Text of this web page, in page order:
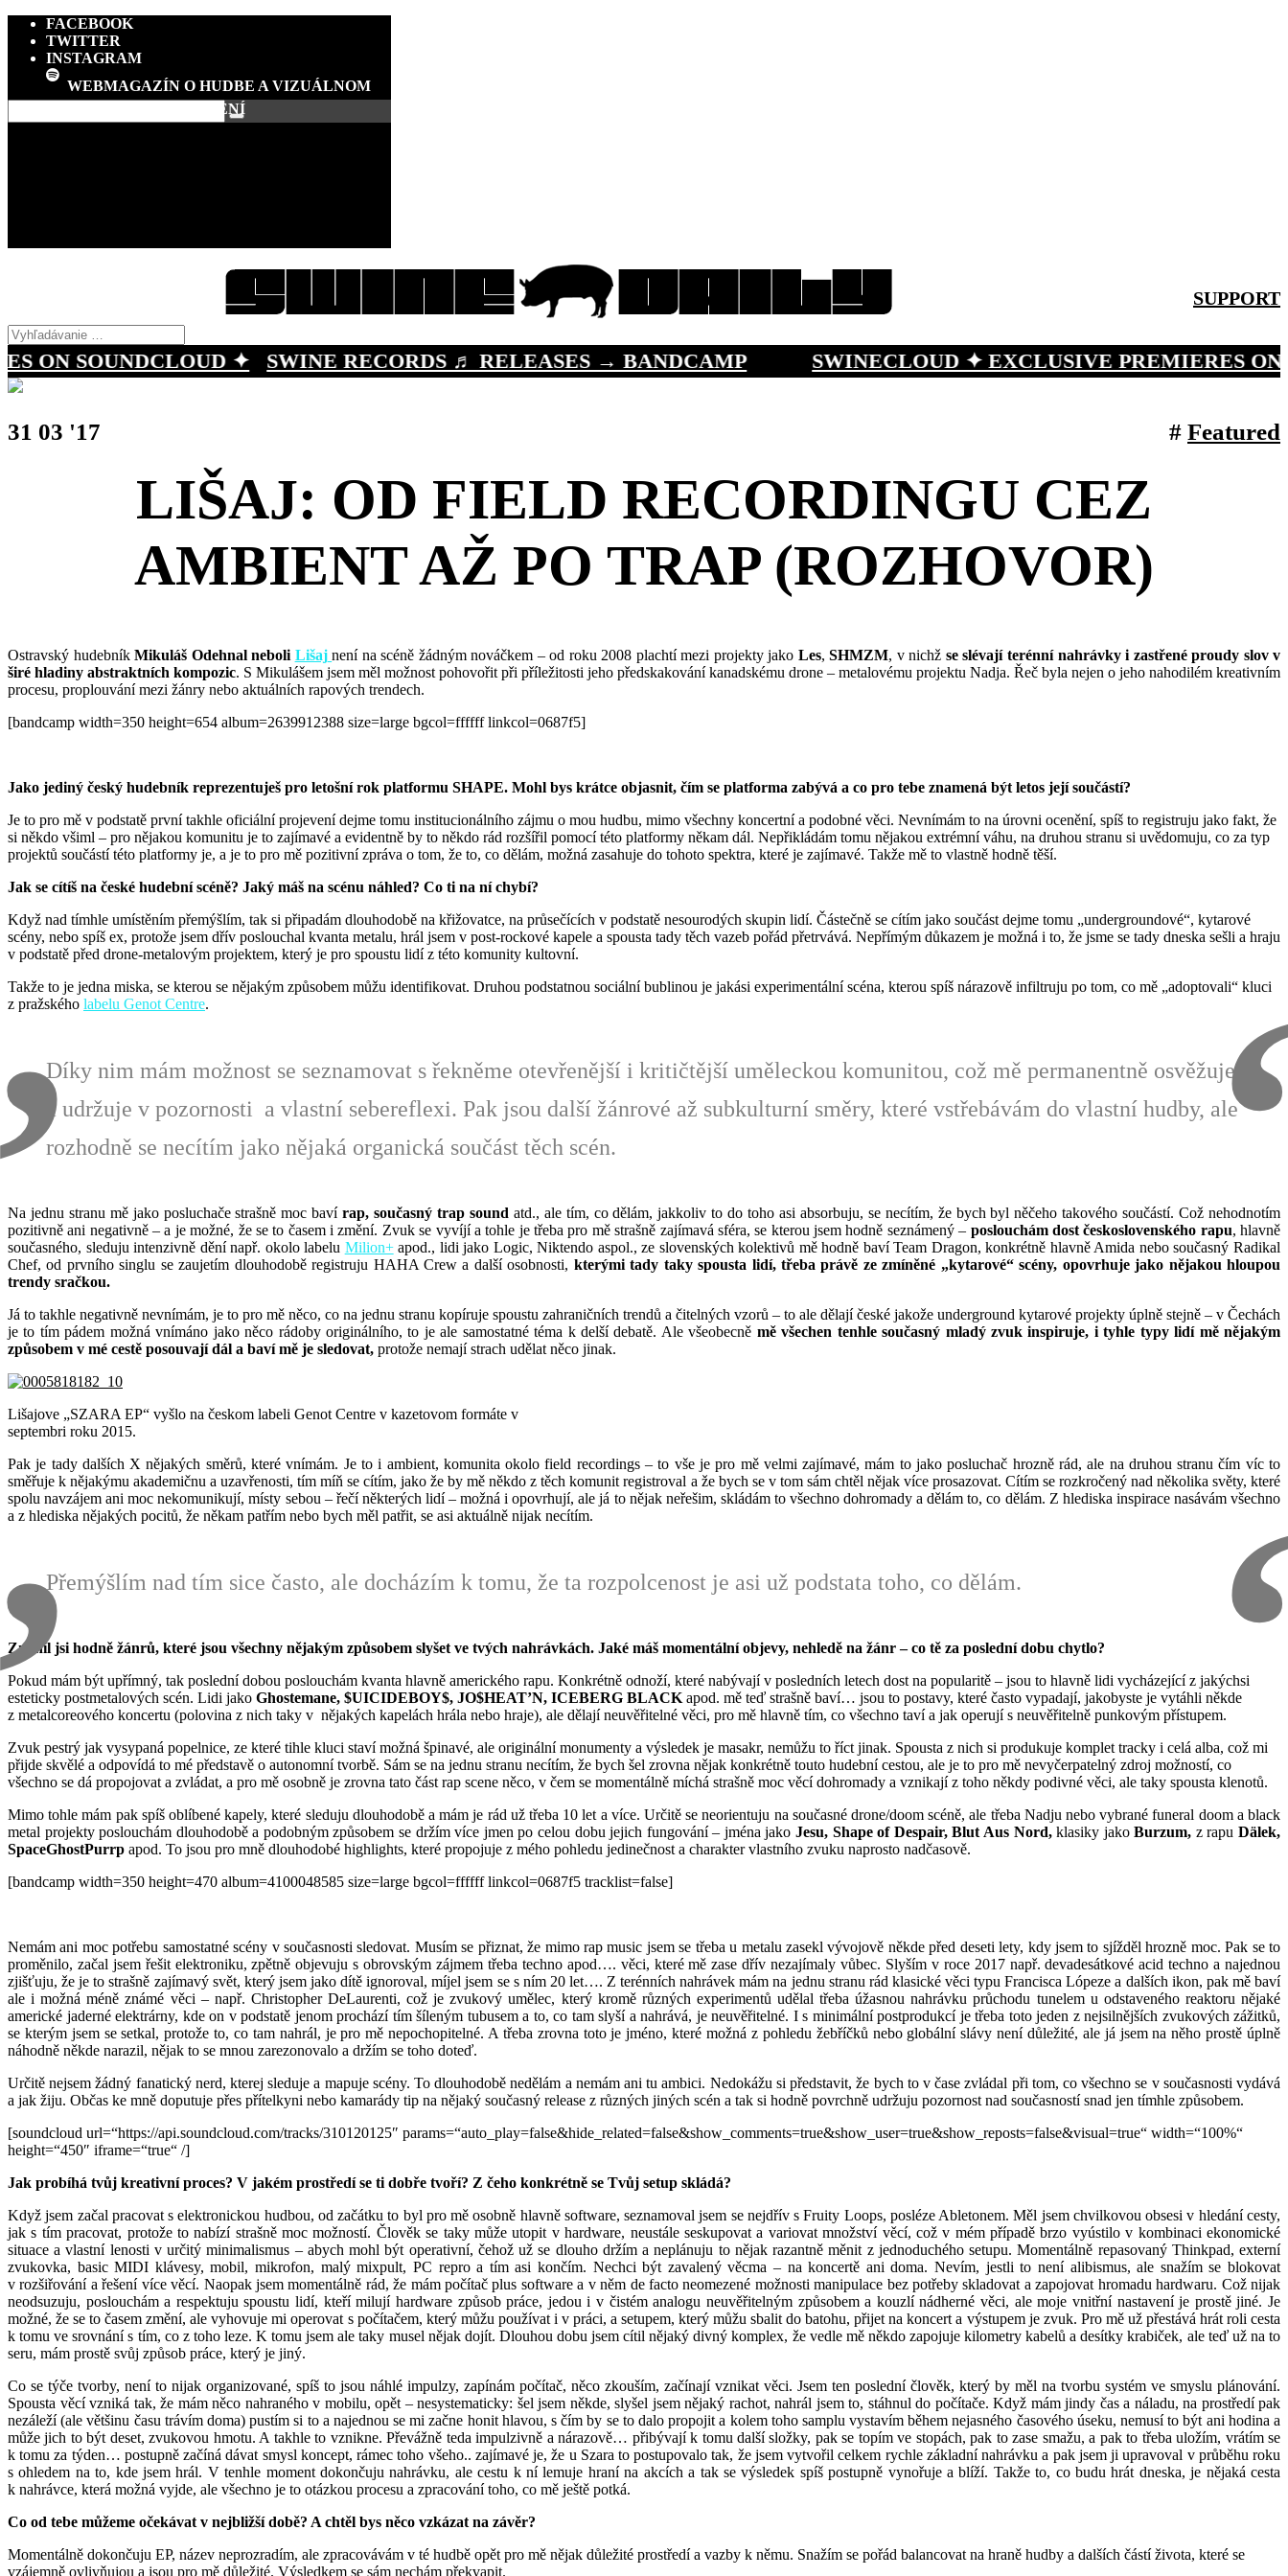
FACEBOOK
TWITTER
INSTAGRAM
SUPPORT
SOUNDCLOUD ✦ SWINE RECORDS ♬ RELEASES → BANDCAMP SWINECLOUD ✦ EXCLUSIVE PREMIERES ON
31 03 '17 Featured
LIŠAJ: OD FIELD RECORDINGU CEZ
AMBIENT AŽ PO TRAP (ROZHOVOR)
Ostravský hudebníkMikuláš Odehnal neboli Lišaj není na scéně žádným nováčkem – od roku 2008 plachtí mezi projekty jako Les,SHMZM, v nichž se slévají terénní nahrávky i zastřené proudy slov v
širé hladiny abstraktních kompozic. S Mikulášem jsem měl možnost pohovořit při příležitosti jeho předskakování kanadskému drone – metalovému projektu Nadja. Řeč byla nejen o jeho nahodilém kreativním
procesu, proplouvání mezi žánry nebo aktuálních rapových trendech.
[bandcamp width=350 height=654 album=2639912388 size=large bgcol=ffffff linkcol=0687f5]
Jako jediný český hudebník reprezentuješ pro letošní rok platformu SHAPE. Mohl bys krátce objasnit, čím se platforma zabývá a co pro tebe znamená být letos její součástí?
Je to pro mě v podstatě první takhle oficiální projevení dejme tomu institucionálního zájmu o mou hudbu, mimo všechny koncertní a podobné věci. Nevnímám to na úrovni ocenění, spíš to registruju jako fakt, že
si někdo všiml – pro nějakou komunitu je to zajímavé a evidentně by to někdo rád rozšířil pomocí této platformy někam dál. Nepřikládám tomu nějakou extrémní váhu, na druhou stranu si uvědomuju, co za typ
projektů součástí této platformy je, a je to pro mě pozitivní zpráva o tom, že to, co dělám, možná zasahuje do tohoto spektra, které je zajímavé. Takže mě to vlastně hodně těší.
Jak se cítíš na české hudební scéně? Jaký máš na scénu náhled? Co ti na ní chybí?
Když nad tímhle umístěním přemýšlím, tak si připadám dlouhodobě na křižovatce, na průsečících v podstatě nesourodých skupin lidí. Částečně se cítím jako součást dejme tomu „undergroundové“, kytarové
scény, nebo spíš ex, protože jsem dřív poslouchal kvanta metalu, hrál jsem v post-rockové kapele a spousta tady těch vazeb pořád přetrvává. Nepřímým důkazem je možná i to, že jsme se tady dneska sešli a hraju
v podstatě před drone-metalovým projektem, který je pro spoustu lidí z této komunity kultovní.
Takže to je jedna miska, se kterou se nějakým způsobem můžu identifikovat. Druhou podstatnou sociální bublinou je jakási experimentální scéna, kterou spíš nárazově infiltruju po tom, co mě „adoptovali“ kluci
z pražského labelu Genot Centre.
Díky nim mám možnost se seznamovat s řekněme otevřenější i kritičtější uměleckou komunitou, což mě permanentně osvěžuje
a udržuje v pozornosti a vlastní sebereflexi. Pak jsou další žánrové až subkulturní směry, které vstřebávám do vlastní hudby, ale
rozhodně se necítím jako nějaká organická součást těch scén.
Na jednu stranu mě jako posluchače strašně moc bavírap, současný trap sound atd., ale tím, co dělám, jakkoliv to do toho asi absorbuju, se necítím, že bych byl něčeho takového součástí. Což nehodnotím
pozitivně ani negativně – a je možné, že se to časem i změní. Zvuk se vyvíjí a tohle je třeba pro mě strašně zajímavá sféra, se kterou jsem hodně seznámený – poslouchám dost československého rapu, hlavně
současného, sleduju intenzivně dění např. okolo labelu Milion+apod., lidi jako Logic, Niktendo aspol., ze slovenských kolektivů mě hodně baví Team Dragon, konkrétně hlavně Amida nebo současný Radikal
Chef, od prvního singlu se zaujetím dlouhodobě registruju HAHA Crew a další osobnosti, kterými tady taky spousta lidí, třeba právě ze zmíněné „kytarové“ scény, opovrhuje jako nějakou hloupou
trendy sračkou.
Já to takhle negativně nevnímám, je to pro mě něco, co na jednu stranu kopíruje spoustu zahraničních trendů a čitelných vzorů – to ale dělají české jakože underground kytarové projekty úplně stejně – v Čechách
je to tím pádem možná vnímáno jako něco rádoby originálního, to je ale samostatné téma k delší debatě. Ale všeobecně mě všechen tenhle současný mladý zvuk inspiruje, i tyhle typy lidí mě nějakým
způsobem v mé cestě posouvají dál a baví mě je sledovat, protože nemají strach udělat něco jinak.
Lišajove „SZARA EP“ vyšlo na českom labeli Genot Centre v kazetovom formáte v
septembri roku 2015.
Pak je tady dalších X nějakých směrů, které vnímám. Je to i ambient, komunita okolo field recordings – to vše je pro mě velmi zajímavé, mám to jako posluchač hrozně rád, ale na druhou stranu čím víc to
směřuje k nějakýmu akademičnu a uzavřenosti, tím míň se cítím, jako že by mě někdo z těch komunit registroval a že bych se v tom sám chtěl nějak více prosazovat. Cítím se rozkročený nad několika světy, které
spolu navzájem ani moc nekomunikují, místy sebou – řečí některých lidí – možná i opovrhují, ale já to nějak neřešim, skládám to všechno dohromady a dělám to, co dělám. Z hlediska inspirace nasávám všechno
a z hlediska nějakých pocitů, že někam patřím nebo bych měl patřit, se asi aktuálně nijak necítím.
Přemýšlím nad tím sice často, ale docházím k tomu, že ta rozpolcenost je asi už podstata toho, co dělám.
Zmínil jsi hodně žánrů, které jsou všechny nějakým způsobem slyšet ve tvých nahrávkách. Jaké máš momentální objevy, nehledě na žánr – co tě za poslední dobu chytlo?
Pokud mám být upřímný, tak poslední dobou poslouchám kvanta hlavně amerického rapu. Konkrétně odnoží, které nabývají v posledních letech dost na popularitě – jsou to hlavně lidi vycházející z jakýchsi
esteticky postmetalových scén. Lidi jako Ghostemane, $UICIDEBOY$, JO$HEAT’N, ICEBERG BLACK apod. mě teď strašně baví… jsou to postavy, které často vypadají, jakobyste je vytáhli někde
z metalcoreového koncertu (polovina z nich taky v nějakých kapelách hrála nebo hraje), ale dělají neuvěřitelné věci, pro mě hlavně tím, co všechno taví a jak operují s neuvěřitelně punkovým přístupem.
Zvuk pestrý jak vysypaná popelnice, ze které tihle kluci staví možná špinavé, ale originální monumenty a výsledek je masakr, nemůžu to říct jinak. Spousta z nich si produkuje komplet tracky i celá alba, což mi
přijde skvělé a odpovídá to mé představě o autonomní tvorbě. Sám se na jednu stranu necítím, že bych šel zrovna nějak konkrétně touto hudební cestou, ale je to pro mě nevyčerpatelný zdroj možností, co
všechno se dá propojovat a zvládat, a pro mě osobně je zrovna tato část rap scene něco, v čem se momentálně míchá strašně moc věcí dohromady a vznikají z toho někdy podivné věci, ale taky spousta klenotů.
Mimo tohle mám pak spíš oblíbené kapely, které sleduju dlouhodobě a mám je rád už třeba 10 let a více. Určitě se neorientuju na současné drone/doom scéně, ale třeba Nadju nebo vybrané funeral doom a black
metal projekty poslouchám dlouhodobě a podobným způsobem se držím více jmen po celou dobu jejich fungování – jména jako Jesu, Shape of Despair, Blut Aus Nord,klasiky jakoBurzum, z rapu Dälek,
SpaceGhostPurrp apod. To jsou pro mně dlouhodobé highlights, které propojuje z mého pohledu jedinečnost a charakter vlastního zvuku naprosto nadčasově.
[bandcamp width=350 height=470 album=4100048585 size=large bgcol=ffffff linkcol=0687f5 tracklist=false]
Nemám ani moc potřebu samostatné scény v současnosti sledovat. Musím se přiznat, že mimo rap music jsem se třeba u metalu zasekl vývojově někde před deseti lety, kdy jsem to sjížděl hrozně moc. Pak se to
proměnilo, začal jsem řešit elektroniku, zpětně objevuju s obrovským zájmem třeba techno apod…. věci, které mě zase dřív nezajímaly vůbec. Slyším v roce 2017 např. devadesátkové acid techno a najednou
zjišťuju, že je to strašně zajímavý svět, který jsem jako dítě ignoroval, míjel jsem se s ním 20 let…. Z terénních nahrávek mám na jednu stranu rád klasické věci typu Francisca Lópeze a dalších ikon, pak mě baví
ale i možná méně známé věci – např. Christopher DeLaurenti, což je zvukový umělec, který kromě různých experimentů udělal třeba úžasnou nahrávku průchodu tunelem u odstaveného reaktoru nějaké
americké jaderné elektrárny, kde on v podstatě jenom prochází tím šíleným tubusem a to, co tam slyší a nahrává, je neuvěřitelné. I s minimální postprodukcí je třeba toto jeden z nejsilnějších zvukových zážitků,
se kterým jsem se setkal, protože to, co tam nahrál, je pro mě nepochopitelné. A třeba zrovna toto je jméno, které možná z pohledu žebříčků nebo globální slávy není důležité, ale já jsem na něho prostě úplně
náhodně někde narazil, nějak to se mnou zarezonovalo a držím se toho doteď.
Určitě nejsem žádný fanatický nerd, kterej sleduje a mapuje scény. To dlouhodobě nedělám a nemám ani tu ambici. Nedokážu si představit, že bych to v čase zvládal při tom, co všechno se v současnosti vydává
a jak žiju. Občas ke mně doputuje přes přítelkyni nebo kamarády tip na nějaký současný release z různých jiných scén a tak si hodně povrchně udržuju pozornost nad současností snad jen tímhle způsobem.
[soundcloud url=“https://api.soundcloud.com/tracks/310120125″ params=“auto_play=false&hide_related=false&show_comments=true&show_user=true&show_reposts=false&visual=true“ width=“100%“
height=“450″ iframe=“true“ /]
Jak probíhá tvůj kreativní proces? V jakém prostředí se ti dobře tvoří? Z čeho konkrétně se Tvůj setup skládá?
Když jsem začal pracovat s elektronickou hudbou, od začátku to byl pro mě osobně hlavně software, seznamoval jsem se nejdřív s Fruity Loops, posléze Abletonem. Měl jsem chvilkovou obsesi v hledání cesty,
jak s tím pracovat, protože to nabízí strašně moc možností. Člověk se taky může utopit v hardware, neustále seskupovat a variovat množství věcí, což v mém případě brzo vyústilo v kombinaci ekonomické
situace a vlastní lenosti v určitý minimalismus – abych mohl být operativní, čehož už se dlouho držím a neplánuju to nějak razantně měnit z jednoduchého setupu. Momentálně repasovaný Thinkpad, externí
zvukovka, basic MIDI klávesy, mobil, mikrofon, malý mixpult, PC repro a tím asi končím. Nechci být zavalený věcma – na koncertě ani doma. Nevím, jestli to není alibismus, ale snažím se blokovat
v rozšiřování a řešení více věcí. Naopak jsem momentálně rád, že mám počítač plus software a v něm de facto neomezené možnosti manipulace bez potřeby skladovat a zapojovat hromadu hardwaru. Což nijak
neodsuzuju, poslouchám a respektuju spoustu lidí, kteří milují hardware způsob práce, jedou i v čistém analogu neuvěřitelným způsobem a kouzlí nádherné věci, ale moje vnitřní nastavení je prostě jiné. Je
možné, že se to časem změní, ale vyhovuje mi operovat s počítačem, který můžu používat i v práci, a setupem, který můžu sbalit do batohu, přijet na koncert a výstupem je zvuk. Pro mě už přestává hrát roli cesta
k tomu ve srovnání s tím, co z toho leze. K tomu jsem ale taky musel nějak dojít. Dlouhou dobu jsem cítil nějaký divný komplex, že vedle mě někdo zapojuje kilometry kabelů a desítky krabiček, ale teď už na to
seru, mám prostě svůj způsob práce, který je jiný.
Co se týče tvorby, není to nijak organizované, spíš to jsou náhlé impulzy, zapínám počítač, něco zkouším, začínají vznikat věci. Jsem ten poslední člověk, který by měl na tvorbu systém ve smyslu plánování.
Spousta věcí vzniká tak, že mám něco nahraného v mobilu, opět – nesystematicky: šel jsem někde, slyšel jsem nějaký rachot, nahrál jsem to, stáhnul do počítače. Když mám jindy čas a náladu, na prostředí pak
nezáleží (ale většinu času trávím doma) pustím si to a najednou se mi začne honit hlavou, s čím by se to dalo propojit a kolem toho samplu vystavím během nejasného časového úseku, nemusí to být ani hodina a
může jich to být deset, zvukovou hmotu. A takhle to vznikne. Převážně teda impulzivně a nárazově… přibývají k tomu další složky, pak se topím ve stopách, pak to zase smažu, a pak to třeba uložím, vrátím se
k tomu za týden… postupně začíná dávat smysl koncept, rámec toho všeho.. zajímavé je, že u Szara to postupovalo tak, že jsem vytvořil celkem rychle základní nahrávku a pak jsem ji upravoval v průběhu roku
s ohledem na to, kde jsem hrál. V tenhle moment dokončuju nahrávku, ale cestu k ní lemuje hraní na akcích a tak se výsledek spíš postupně vynořuje a blíží. Takže to, co budu hrát dneska, je nějaká cesta
k nahrávce, která možná vyjde, ale všechno je to otázkou procesu a zpracování toho, co mě ještě potká.
Co od tebe můžeme očekávat v nejbližší době? A chtěl bys něco vzkázat na závěr?
Momentálně dokončuju EP, název neprozradím, ale zpracovávám v té hudbě opět pro mě nějak důležité prostředí a vazby k němu. Snažím se pořád balancovat na hraně hudby a dalších částí života, které se
vzájemně ovlivňujou a jsou pro mě důležité. Výsledkem se sám nechám překvapit.